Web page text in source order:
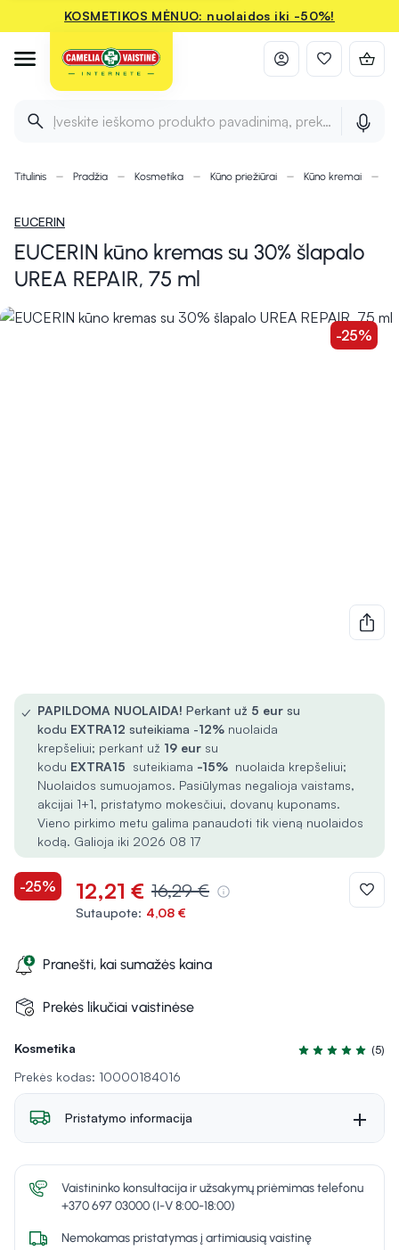
KOSMETIKOS MĖNUO: nuolaidos iki -50%!
Įveskite ieškomo produkto pavadinimą, prekės ženklą ir
Titulinis Pradžia Kosmetika Kūno priežiūrai Kūno kremai
EUCERIN
EUCERIN kūno kremas su 30% šlapalo
UREA REPAIR, 75 ml
-25%
Kosmetika
Įvertinimas 5.0
(5)
Prekės kodas: 10000184016
✓ PAPILDOMA NUOLAIDA! Perkant už 5 eur su
kodu EXTRA12 suteikiama -12% nuolaida
krepšeliui; perkant už 19 eur su
kodu EXTRA15 suteikiama -15% nuolaida krepšeliui;
Nuolaidos sumuojamos. Pasiūlymas negalioja vaistams,
akcijai 1+1, pristatymo mokesčiui, dovanų kuponams.
Vieno pirkimo metu galima panaudoti tik vieną nuolaidos
kodą. Galioja iki 2026 08 17
-25% 12,21 € 16,29 €
Sutaupote: 4,08 €
Pranešti, kai sumažės kaina
Prekės likučiai vaistinėse
Pristatymo informacija
Vaistininko konsultacija ir užsakymų priėmimas telefonu
+370 697 03000 (I-V 8:00-18:00)
Nemokamas pristatymas į artimiausią vaistinę